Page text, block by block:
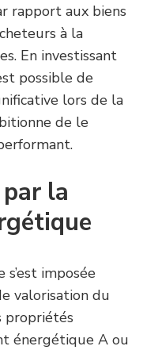
rapport aux biens
à la
En investissant
possible de
lors de la
de le
la
imposée
valorisation du
propriétés
énergétique A ou